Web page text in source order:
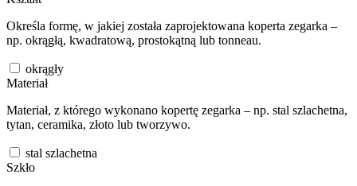
Określa formę, w jakiej została zaprojektowana koperta zegarka –
np. okrągłą, kwadratową, prostokątną lub tonneau.
okrągły
Materiał
Materiał, z którego wykonano kopertę zegarka – np. stal szlachetna,
tytan, ceramika, złoto lub tworzywo.
stal szlachetna
Szkło